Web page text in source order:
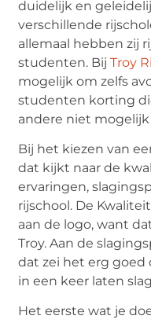
duidelijk en
verschillende
allemaal hebben zij
studenten. BijTroy
mogelijk om zelfs
studenten korting
andere niet mogelijk
Bij het kiezen van
dat kijkt naar de
ervaringen,
rijschool. De
aan de logo, want
Troy. Aan de
dat zei het erg goed
in een keer laten
Het eerste wat je